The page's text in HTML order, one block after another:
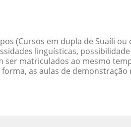
(Cursos em dupla de Suaíli
linguísticas,
matriculados ao mesmo
as aulas de